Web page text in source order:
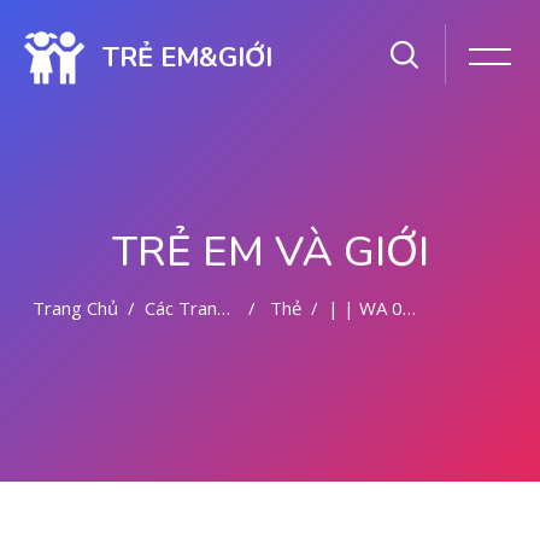
TRẺ EM&GIỚI
TRẺ EM VÀ GIỚI
Trang Chủ Các Trang Của Hệ Thống Thẻ | | WA 082281779727 TEMPAT KURET DI PONTIANAK